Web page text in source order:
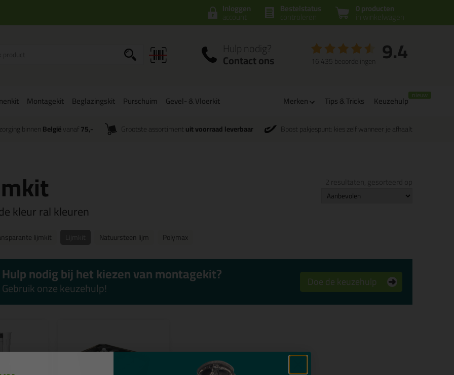
0 producten
in winkelwagen
Bestelstatus
controleren
Inloggen
account
Hulp nodig?
Contact ons 9.4
16.435 beoordelingen
Montagekit Beglazingskit Purschuim Gevel- & Vloerkit Merken Tips & Tricks Keuzehulp
binnenBelgiëvanaf 75,- Grootste assortiment uit voorraad leverbaar Bpost pakjespunt: kies zelf wanneer je afhaalt
kleur ral kleuren
lijmkit Natuursteen lijm Polymax
Hulp nodig bij het kiezen van montagekit?
Gebruik onze keuzehulp! Doe de keuzehulp